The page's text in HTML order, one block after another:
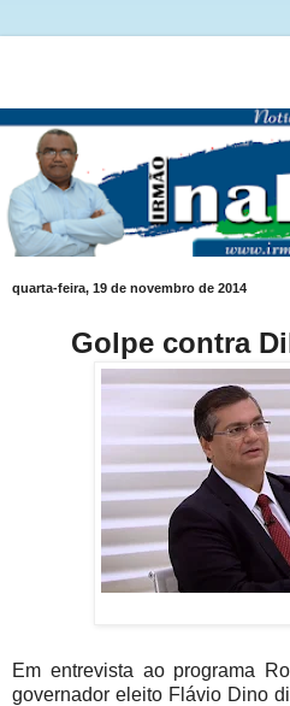
quarta-feira, 19 de novembro de 2014
Golpe contra
Em entrevista ao programa
governador eleito Flávio Dino